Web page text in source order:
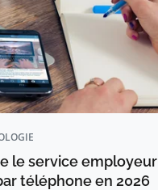
le service employeur
téléphone en 2026